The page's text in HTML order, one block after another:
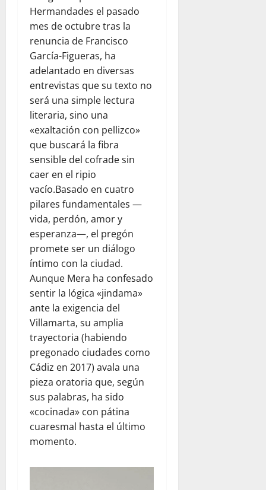
Hermandades el pasado
mes de octubre tras la
renuncia de Francisco
García-Figueras, ha
adelantado en diversas
entrevistas que su texto no
será una simple lectura
literaria, sino una
«exaltación con pellizco»
que buscará la fibra
sensible del cofrade sin
caer en el ripio
vacío.Basado en cuatro
pilares fundamentales —
vida, perdón, amor y
esperanza—, el pregón
promete ser un diálogo
íntimo con la ciudad.
Aunque Mera ha confesado
sentir la lógica «jindama»
ante la exigencia del
Villamarta, su amplia
trayectoria (habiendo
pregonado ciudades como
Cádiz en 2017) avala una
pieza oratoria que, según
sus palabras, ha sido
«cocinada» con pátina
cuaresmal hasta el último
momento.